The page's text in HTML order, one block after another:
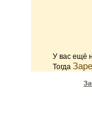
У вас ещё
Тогда